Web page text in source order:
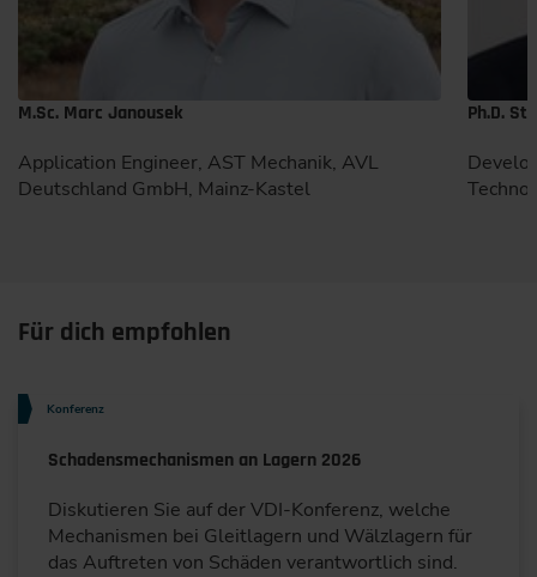
M.Sc. Marc Janousek
Application Engineer, AST Mechanik, AVL
Deutschland GmbH, Mainz-Kastel
Ph.D.
Für dich empfohlen
Konferenz
Schadensmechanismen an Lagern 2026
Diskutieren Sie auf der VDI-Konferenz, welche
Mechanismen bei Gleitlagern und Wälzlagern für
das Auftreten von Schäden verantwortlich sind.